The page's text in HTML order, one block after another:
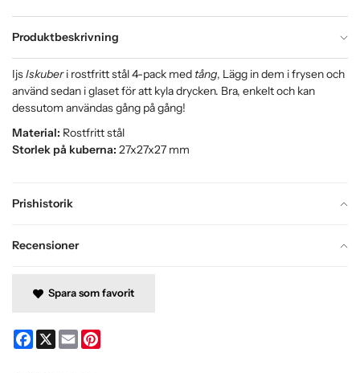
Produktbeskrivning
Prishistorik
Recensioner
IjsIskuberi rostfritt stål 4-pack med tång, Lägg in dem i frysen och
använd sedan i glaset för att kyla drycken. Bra, enkelt och kan
dessutom användas gång på gång!
Material: Rostfritt stål
Storlek på kuberna: 27x27x27 mm
Spara som favorit
Facebook
X Email